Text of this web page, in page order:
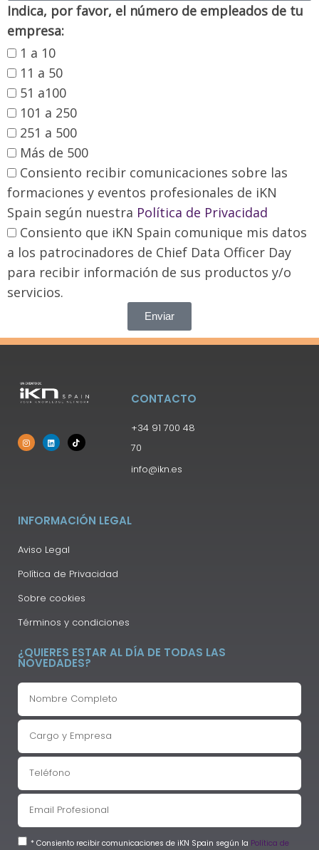
Indica, por favor, el número de empleados de tu
empresa:
1 a 10
11 a 50
51 a100
101 a 250
251 a 500
Más de 500
Consiento recibir comunicaciones sobre las
formaciones y eventos profesionales de iKN
Spain según nuestra Política de Privacidad
Consiento que iKN Spain comunique mis datos
a los patrocinadores de Chief Data Officer Day
para recibir información de sus productos y/o
servicios.
Enviar
CONTACTO
+34 91 700 48
70
info@ikn.es
INFORMACIÓN LEGAL
Aviso Legal
Política de Privacidad
Sobre cookies
Términos y condiciones
¿QUIERES ESTAR AL DÍA DE TODAS LAS
NOVEDADES?
* Consiento recibir comunicaciones de iKN Spain según la Política de